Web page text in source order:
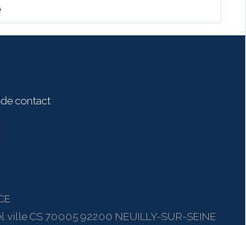
contact
CS 70005 92200 NEUILLY-SUR-SEINE